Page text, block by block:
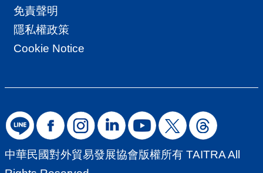
免責聲明
隱私權政策
Cookie Notice
中華民國對外貿易發展協會版權所有 TAITRA All